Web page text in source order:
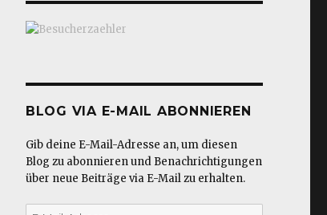
BLOG VIA E-MAIL ABONNIEREN
Gib deine E-Mail-Adresse an, um diesen
Blog zu abonnieren und Benachrichtigungen
über neue Beiträge via E-Mail zu erhalten.
E-